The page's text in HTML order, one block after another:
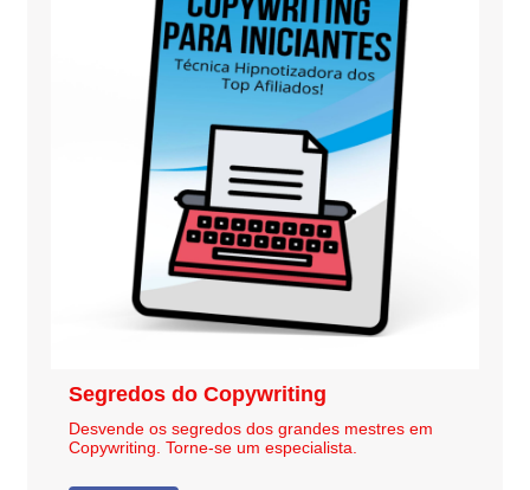
Segredos do Copywriting
Desvende os segredos dos grandes mestres em
Copywriting. Torne-se um especialista.